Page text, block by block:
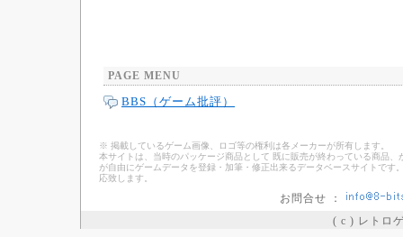
PAGE MENU
BBS（ゲーム批評）
※ 掲載しているゲーム画像、ロゴ等の権利は各メーカーが所有します。
本サイトは、当時のパッケージ商品として 既に販売が終わっている商品
が自由にゲームデータを登録・加筆・修正出来るデータベースサイトで
応致します。
お問合せ ：
( c ) レトロ